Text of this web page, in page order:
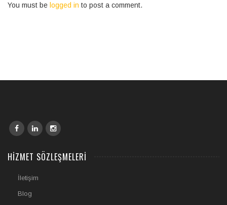
You must be logged in to post a comment.
HIZMET SÖZLEŞMELERI
İletişim
Blog